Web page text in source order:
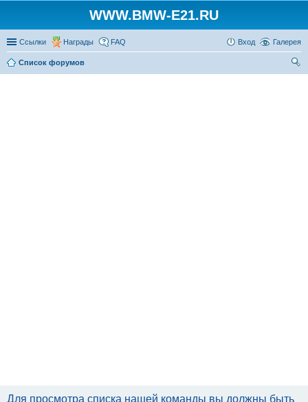
WWW.BMW-E21.RU
Ссылки Награды Галерея
FAQ Вход
Список форумов
Для просмотра списка нашей команды вы должны быть